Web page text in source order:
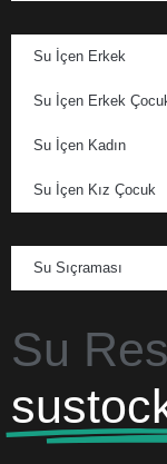
Su İçen Erkek
Su İçen Erkek
Su İçen Kadın
Su İçen Kız Çocuk
Su Sıçraması
Su